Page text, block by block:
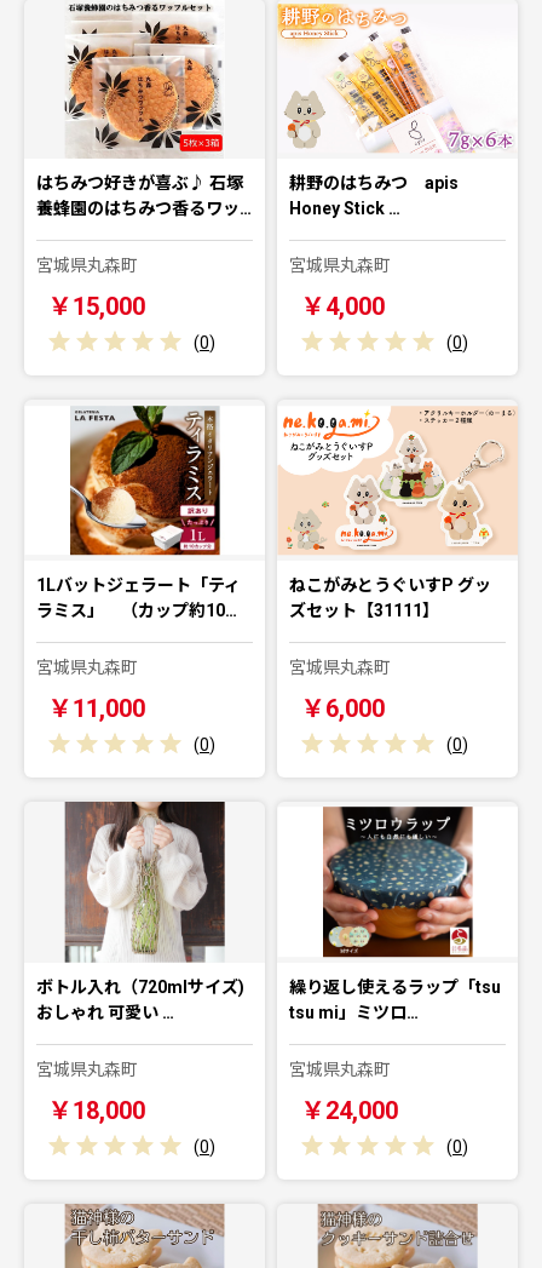
はちみつ好きが喜ぶ♪ 石塚
養蜂園のはちみつ香るワッ…
宮城県丸森町
￥15,000
(0)
耕野のはちみつ apis
Honey Stick …
宮城県丸森町
￥4,000
(0)
1Lバットジェラート「ティ
ラミス」 （カップ約10…
宮城県丸森町
￥11,000
(0)
ねこがみとうぐいすP グッ
ズセット【31111】
宮城県丸森町
￥6,000
(0)
ボトル入れ（720mlサイズ)
おしゃれ 可愛い …
宮城県丸森町
￥18,000
(0)
繰り返し使えるラップ「tsu
tsu mi」ミツロ…
宮城県丸森町
￥24,000
(0)